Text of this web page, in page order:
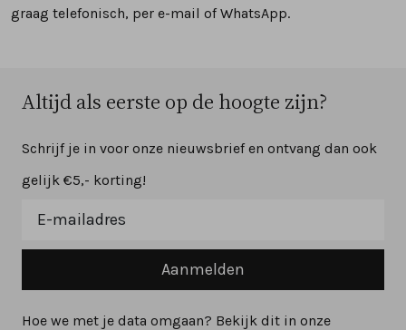
graag telefonisch, per e-mail of WhatsApp.
Altijd als eerste op de hoogte zijn?
Schrijf je in voor onze nieuwsbrief en ontvang dan ook
gelijk €5,- korting!
Aanmelden
Hoe we met je data omgaan? Bekijk dit in onze